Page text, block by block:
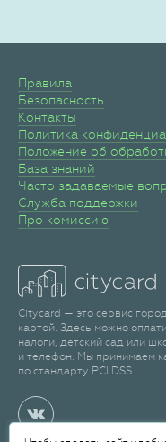
Правила
Безопасность
Контакты
Политика
Положение об
База знаний
Часто задаваемые
Служба поддержки
Про комиссию
Citycard — это сервис
картой. Здесь можно
налоги, детский сад или
и телефон. Мы принимаем
по стандарту PCI DSS.